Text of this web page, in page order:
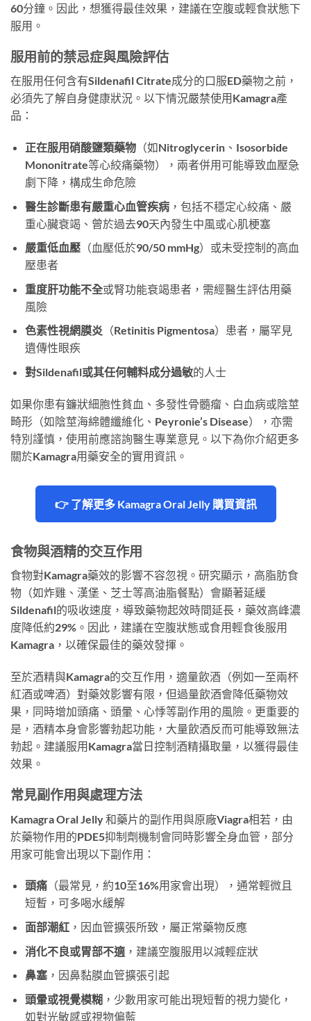
60分鐘。因此，想獲得最佳效果，建議在空腹或輕食狀態下
服用。
服用前的禁忌症與風險評估
在服用任何含有Sildenafil Citrate成分的口服ED藥物之前，
必須先了解自身健康狀況。以下情況嚴禁使用Kamagra產
品：
正在服用硝酸鹽類藥物（如Nitroglycerin、Isosorbide
Mononitrate等心絞痛藥物），兩者併用可能導致血壓急
劇下降，構成生命危險
醫生診斷患有嚴重心血管疾病，包括不穩定心絞痛、嚴
重心臟衰竭、曾於過去90天內發生中風或心肌梗塞
嚴重低血壓（血壓低於90/50 mmHg）或未受控制的高血
壓患者
重度肝功能不全或腎功能衰竭患者，需經醫生評估用藥
風險
色素性視網膜炎 （Retinitis Pigmentosa）患者，屬罕見
遺傳性眼疾
對Sildenafil或其任何輔料成分過敏的人士
如果你患有鐮狀細胞性貧血、多發性骨髓瘤、白血病或陰莖
畸形（如陰莖海綿體纖維化、Peyronie’s Disease），亦需
特別謹慎，使用前應諮詢醫生專業意見。以下為你介紹更多
關於Kamagra用藥安全的實用資訊。
👉 了解更多 Kamagra Oral Jelly 購買資訊
食物與酒精的交互作用
食物對Kamagra藥效的影響不容忽視。研究顯示，高脂肪食
物（如炸雞、漢堡、芝士等高油脂餐點）會顯著延緩
Sildenafil的吸收速度，導致藥物起效時間延長，藥效高峰濃
度降低約29%。因此，建議在空腹狀態或食用輕食後服用
Kamagra，以確保最佳的藥效發揮。
至於酒精與Kamagra的交互作用，適量飲酒（例如一至兩杯
紅酒或啤酒）對藥效影響有限，但過量飲酒會降低藥物效
果，同時增加頭痛、頭暈、心悸等副作用的風險。更重要的
是，酒精本身會影響勃起功能，大量飲酒反而可能導致無法
勃起。建議服用Kamagra當日控制酒精攝取量，以獲得最佳
效果。
常見副作用與處理方法
Kamagra Oral Jelly 和藥片的副作用與原廠Viagra相若，由
於藥物作用的PDE5抑制劑機制會同時影響全身血管，部分
用家可能會出現以下副作用：
頭痛（最常見，約10至16%用家會出現），通常輕微且
短暫，可多喝水緩解
面部潮紅，因血管擴張所致，屬正常藥物反應
消化不良或胃部不適，建議空腹服用以減輕症狀
鼻塞，因鼻黏膜血管擴張引起
頭暈或視覺模糊，少數用家可能出現短暫的視力變化，
如對光敏感或視物偏藍